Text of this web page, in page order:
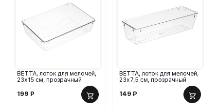
ВЕТТА, лоток для мелочей,
23х15 см, прозрачный
199 Р
ВЕТТА, лоток для мелочей,
23х7,5 см, прозрачный
149 Р